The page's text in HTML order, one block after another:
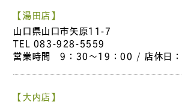
【湯田店】
山口県山口市矢原11-7
TEL 083-928-5559
営業時間 9：30～19：00 / 店休日：
【大内店】